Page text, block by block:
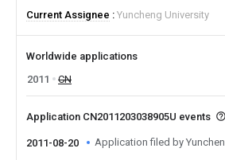
Current Assignee
Yuncheng University
Worldwide applications
2011
CN
Application CN2011203038905U events
2011-08-20 Application filed by